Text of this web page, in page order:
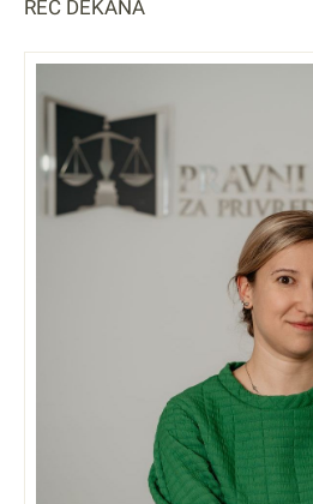
REČ DEKANA